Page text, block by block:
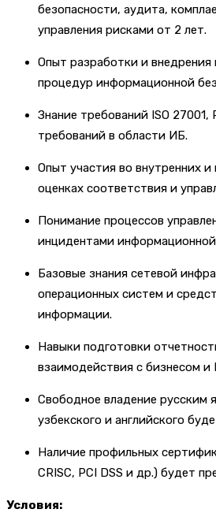
безопасности, аудита,
управления рисками от 2 лет.
Опыт разработки и
процедур информационной
Знание требований ISO 27001,
требований в области ИБ.
Опыт участия во внутренних и
оценках соответствия и
Понимание процессов
инцидентами
Базовые знания сетевой
операционных систем и
информации.
Навыки подготовки
взаимодействия с бизнесом
Свободное владение русским
узбекского и английского
Наличие профильных
CRISC, PCI DSS и др.) будет
Условия: